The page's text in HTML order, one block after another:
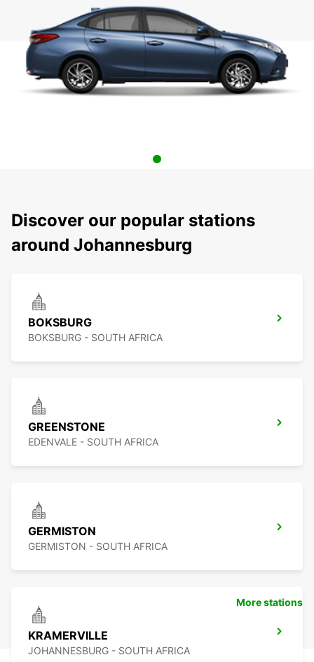
Discover our popular stations
around Johannesburg
BOKSBURG
BOKSBURG - SOUTH AFRICA
GREENSTONE
EDENVALE - SOUTH AFRICA
GERMISTON
GERMISTON - SOUTH AFRICA
KRAMERVILLE
JOHANNESBURG - SOUTH AFRICA
More stations